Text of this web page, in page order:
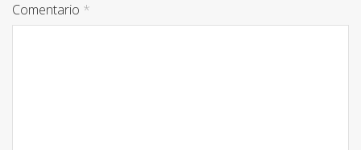
Comentario *